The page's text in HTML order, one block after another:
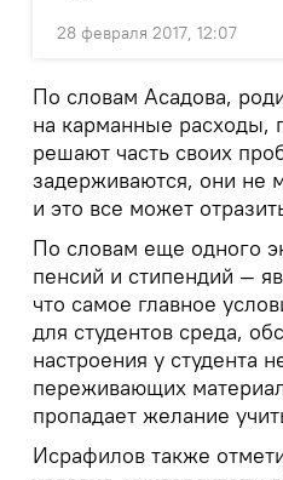
28 февраля 2017, 12:07
По словам Асадова,
на карманные расходы,
решают часть своих
задерживаются, они не
и это все может
По словам еще одного
пенсий и стипендий —
что самое главное
для студентов среда,
настроения у студента
переживающих
пропадает желание
Исрафилов также